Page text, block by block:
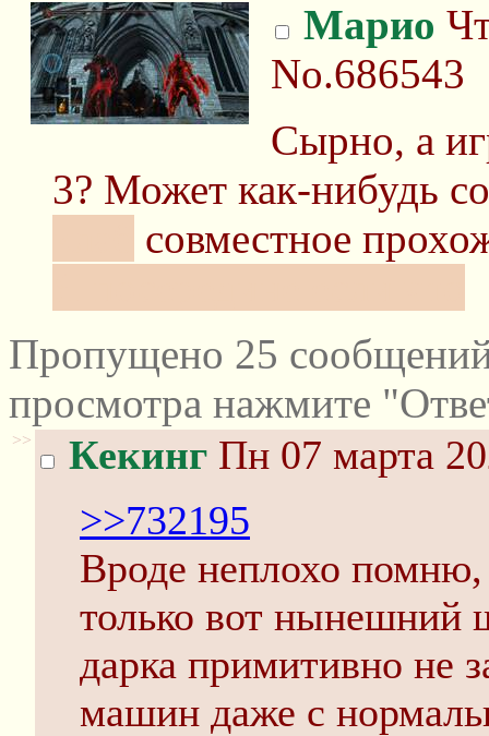
Марио
No.686543
Сырно, а
3? Может как-нибудь
совместное
Пропущено 25
просмотра нажмите
>> Кекинг Пн 07 марта
>>732195
Вроде неплохо
только вот нынешний
дарка примитивно не
машин даже с